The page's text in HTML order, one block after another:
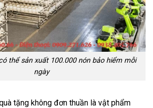
thể sản xuất 100.000 nón bảo hiểm mỗi
ngày
tặng không đơn thuần là vật phẩm